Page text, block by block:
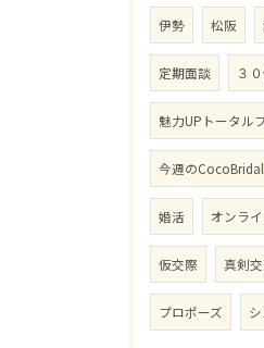
伊勢 松阪
定期面談 ３
魅力UPトータル
今週のCocoBridal
婚活 オンラ
仮交際 真剣
プロポーズ